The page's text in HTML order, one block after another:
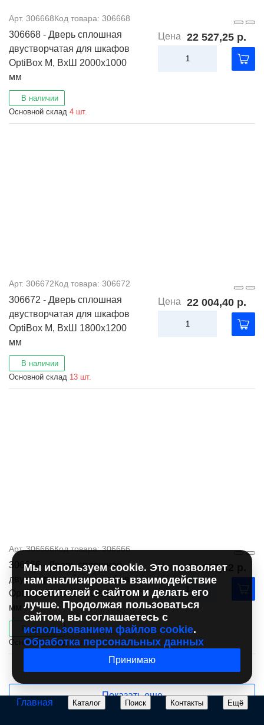
Арт. 306668Код товара: 306668
306668 - Дверь сплошная
двустворчатая для шкафов
OptiBox M, ВхШ 2000х1000
мм
В наличии
Основной склад 4 шт.
Цена 22 527,25 р.
Арт. 306672Код товара: 306672
306672 - Дверь сплошная
двустворчатая для шкафов
OptiBox M, ВхШ 1800х1200
мм
В наличии
Основной склад 13 шт.
Цена 22 004,40 р.
Арт. 306666Код товара: 306666
306666 - Дверь сплошная
двустворчатая для шкафов
OptiBox M, ВхШ 1800х1000
мм
В наличии
Основной склад2 шт.
Цена 21 477,42 р.
Показать еще
Главная Каталог Поиск Контакты Ещё
Мы используем cookie. Это позволяет
нам анализировать взаимодействие
посетителей с сайтом и делать его
лучше. Продолжая пользоваться
сайтом, вы соглашаетесь с
использованием файлов cookie.
Обработка персональных данных
Принимаю